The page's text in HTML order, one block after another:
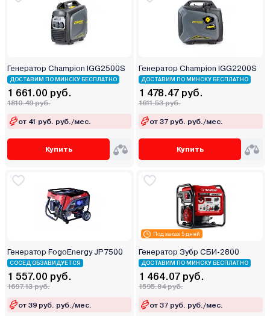
Генератор Champion IGG2500S
ДОСТАВИМ ПО МИНСКУ БЕСПЛАТНО
1 661.00 руб.
1810.49 руб.
от 41 руб. руб./мес.
Купить
Генератор Champion IGG2200S
ДОСТАВИМ ПО МИНСКУ БЕСПЛАТНО
1 478.47 руб.
1611.53 руб.
от 37 руб. руб./мес.
Купить
Генератор FogoEnergy JP7500
СОСЕД ОБЗАВИДУЕТСЯ
1 557.00 руб.
1697.13 руб.
от 39 руб. руб./мес.
Под заказ 5 дней
Генератор Зубр СБИ-2800
ДОСТАВИМ ПО МИНСКУ БЕСПЛАТНО
1 464.07 руб.
1595.84 руб.
от 37 руб. руб./мес.